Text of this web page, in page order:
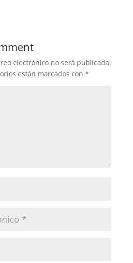
electrónico no será publicada.
están marcados con *